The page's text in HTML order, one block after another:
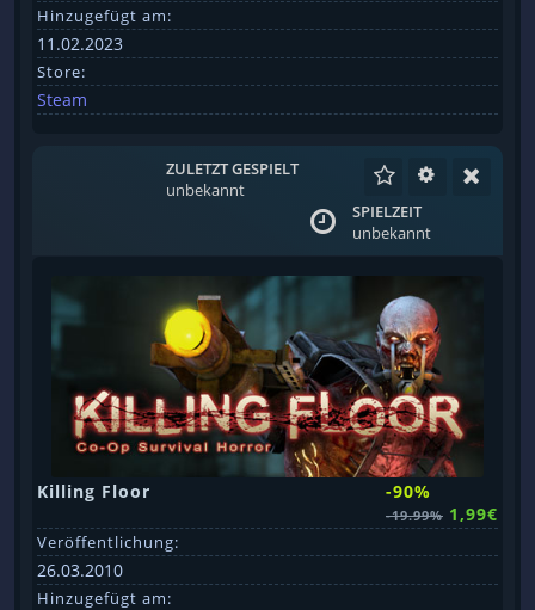
Hinzugefügt am:
11.02.2023
Store:
Steam
ZULETZT GESPIELT
unbekannt
SPIELZEIT
unbekannt
Killing Floor -90%
-19.99% 1,99€
Veröffentlichung:
26.03.2010
Hinzugefügt am: